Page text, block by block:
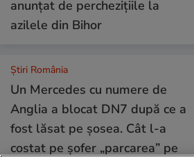
anunțat de perchezițiile la
azilele din Bihor
Știri România
Un Mercedes cu numere de
Anglia a blocat DN7 după ce a
fost lăsat pe șosea. Cât l-a
costat pe șofer „parcarea” pe